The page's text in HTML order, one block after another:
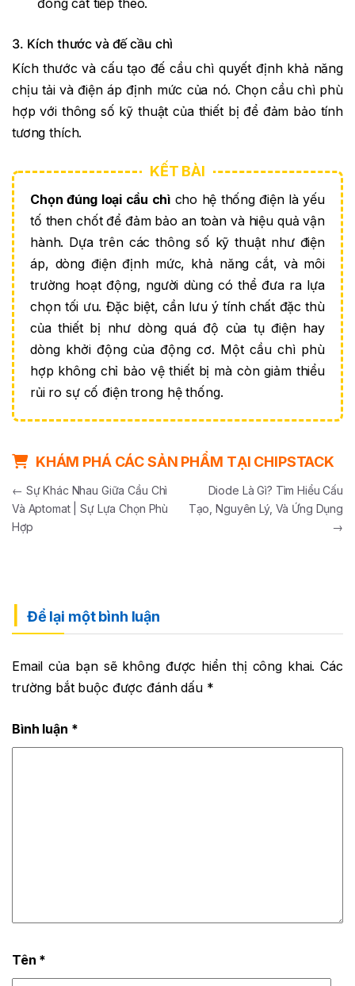
3. Kích thước và đế cầu chì
Kích thước và cấu tạo đế cầu chì quyết định khả năng
chịu tải và điện áp định mức của nó. Chọn cầu chì phù
hợp với thông số kỹ thuật của thiết bị để đảm bảo tính
tương thích.
Chọn đúng loại cầu chì cho hệ thống điện là yếu
tố then chốt để đảm bảo an toàn và hiệu quả vận
hành. Dựa trên các thông số kỹ thuật như điện
áp, dòng điện định mức, khả năng cắt, và môi
trường hoạt động, người dùng có thể đưa ra lựa
chọn tối ưu. Đặc biệt, cần lưu ý tính chất đặc thù
của thiết bị như dòng quá độ của tụ điện hay
dòng khởi động của động cơ. Một cầu chì phù
hợp không chỉ bảo vệ thiết bị mà còn giảm thiểu
rủi ro sự cố điện trong hệ thống.
KHÁM PHÁ CÁC SẢN PHẨM TẠI CHIPSTACK
Điều hướng bài viết
← Sự Khác Nhau Giữa Cầu Chì
Và Aptomat | Sự Lựa Chọn Phù
Hợp
Diode Là Gì? Tìm Hiểu Cấu
Tạo, Nguyên Lý, Và Ứng Dụng
→
Để lại một bình luận
Email của bạn sẽ không được hiển thị công khai. Các
trường bắt buộc được đánh dấu *
Bình luận *
Tên *